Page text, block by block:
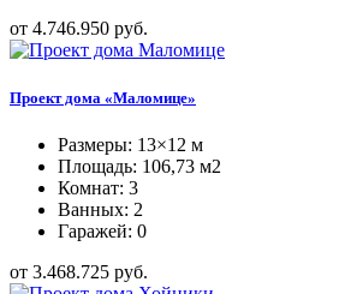
от 4.746.950 руб.
Проект дома «Маломице»
Размеры: 13×12 м
Площадь: 106,73 м2
Комнат: 3
Ванных: 2
Гаражей: 0
от 3.468.725 руб.